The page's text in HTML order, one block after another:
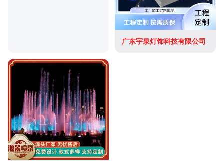
广东宇泉灯饰科技有限公司